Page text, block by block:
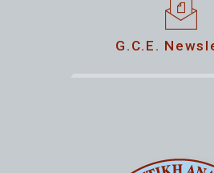
G.C.E.